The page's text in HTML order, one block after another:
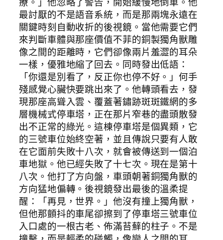
最討厭的不是語音系統，而是那兩塊永遠在
關鍵時刻自動收折的後視鏡。當他需要它們
來判斷車體與那座價值不菲的銅製獨角獸雕
像之間的距離時，它們卻像兩片羞澀的耳朵
一樣，優雅地縮了回去。同時發出低語：
「你還是別看了，反正你也停不好。」何手
殘感覺心臟快要跳出來了。他轉頭看去，發
現那座高聳入雲、覆蓋著鏽跡斑斑鐵網的多
層機械式停車塔，正在那片窄巷的盡頭散發
出不正常的綠光。這棟停車塔是個異類，它
的三號車位始終空著，並且傳說只要有人敢
在它面前失敗十八次，就會被傳送到一個泊
車地獄。他已經失敗了十七次。現在是第十
八次。他打了方向盤，車頭朝著銅獨角獸的
方向猛地偏轉。後視鏡發出最後的溫柔提
醒：「再見，世界。」他沒有撞上獨角獸，
但他那顫抖的車尾卻擦到了停車塔三號車位
入口處的一根古老、佈滿苔蘚的柱子。不是